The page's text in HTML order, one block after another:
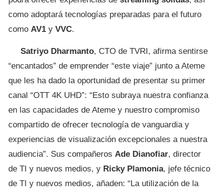
como adoptará tecnologías preparadas para el futuro
como AV1 y VVC.
Satriyo Dharmanto, CTO de TVRI, afirma sentirse
“encantados” de emprender “este viaje” junto a Ateme
que les ha dado la oportunidad de presentar su primer
canal “OTT 4K UHD”: “Esto subraya nuestra confianza
en las capacidades de Ateme y nuestro compromiso
compartido de ofrecer tecnología de vanguardia y
experiencias de visualización excepcionales a nuestra
audiencia”. Sus compañeros Ade Dianofiar, director
de TI y nuevos medios, y Ricky Plamonia, jefe técnico
de TI y nuevos medios, añaden: “La utilización de la